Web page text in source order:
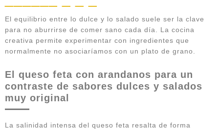
El equilibrio entre lo dulce y lo salado suele ser la clave
para no aburrirse de comer sano cada día. La cocina
creativa permite experimentar con ingredientes que
normalmente no asociaríamos con un plato de grano.
El queso feta con arandanos para un
contraste de sabores dulces y salados
muy original
La salinidad intensa del queso feta resalta de forma